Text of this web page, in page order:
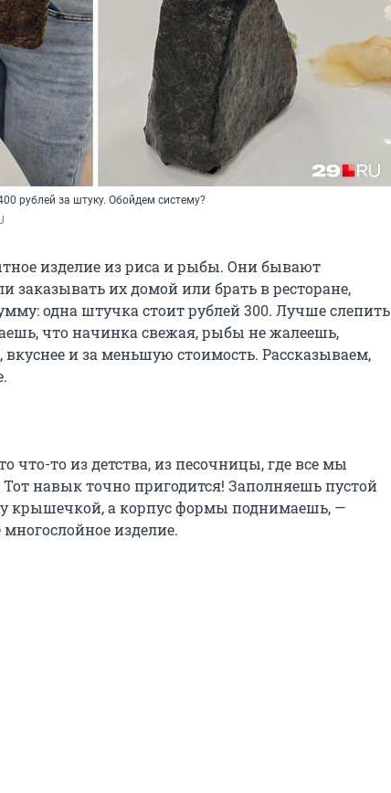
рублей за штуку. Обойдем систему?
изделие из риса и рыбы. Они бывают
заказывать их домой или брать в ресторане,
одна штучка стоит рублей 300. Лучше слепить
что начинка свежая, рыбы не жалеешь,
и за меньшую стоимость. Рассказываем,
что-то из детства, из песочницы, где все мы
навык точно пригодится! Заполняешь пустой
крышечкой, а корпус формы поднимаешь, —
изделие.